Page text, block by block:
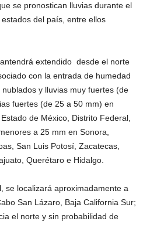
se pronostican lluvias durante el
del país, entre ellos
extendido desde el norte
con la entrada de humedad
y lluvias muy fuertes (de
fuertes (de 25 a 50 mm) en
de México, Distrito Federal,
a 25 mm en Sonora,
San Luis Potosí, Zacatecas,
Querétaro e Hidalgo.
se localizará aproximadamente a
San Lázaro, Baja California Sur;
el norte y sin probabilidad de